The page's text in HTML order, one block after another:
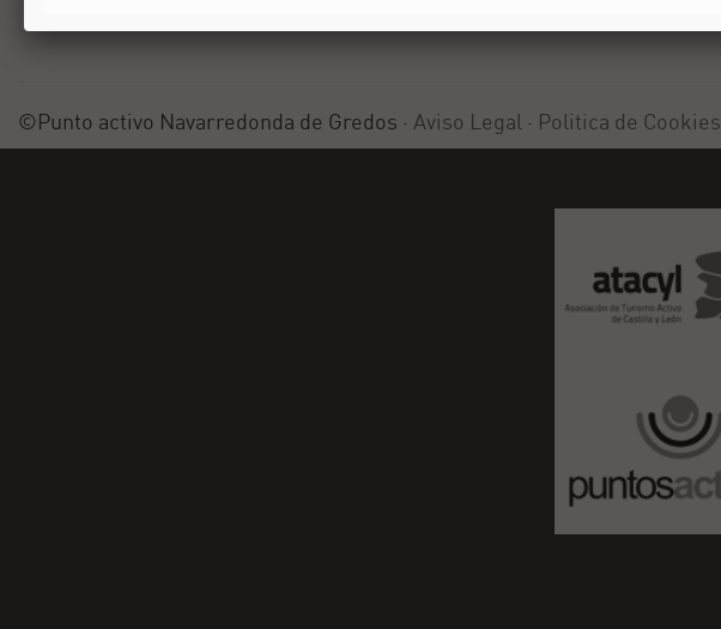
©Punto activo Navarredonda de Gredos · Aviso Legal · Politica de Cookies